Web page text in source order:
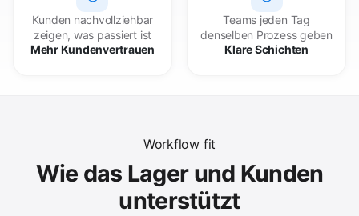
Kunden nachvollziehbar
zeigen, was passiert ist
Mehr Kundenvertrauen
Teams jeden Tag
denselben Prozess geben
Klare Schichten
Workflow fit
Wie das Lager und Kunden
unterstützt